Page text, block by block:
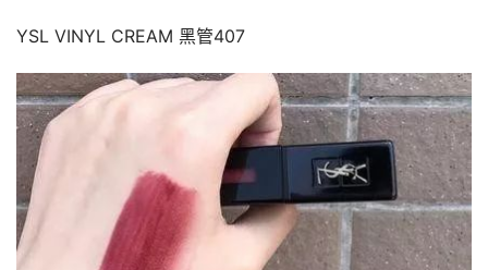
YSL VINYL CREAM 黑管407